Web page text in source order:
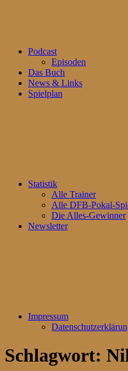
Podcast
Episoden
Das Buch
News & Links
Spielplan
Statistik
Alle Trainer
Alle DFB-Pokal-
Die Alles-Gewinner
Newsletter
Impressum
Schlagwort: